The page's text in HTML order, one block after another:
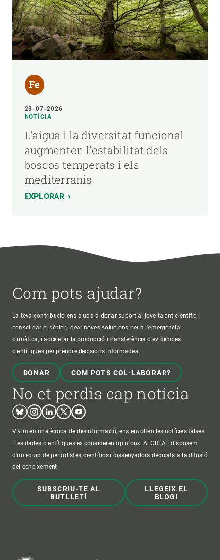
23-07-2026
NOTÍCIA
L'aigua i la diversitat funcional
augmenten l'estabilitat dels
boscos temperats i els
mediterranis
EXPLORAR
Com pots ajudar?
La teva contribució ens ajuda a donar suport al jove talent científic i
consolidar el sènior, idear noves solucions per a l'emergència
climàtica, i accelerar la producció i transferència d’evidències
científiques per prendre decisions informades.
DONAR COM POTS COL·LABORAR?
No et perdis cap notícia
BlueskyInstagram
LinkedinTwitterYoutube
Vivim en una època de desinformació, ens envolten les notícies falses
i les dades científiques es consideren opinions. Al CREAF disposem
d'un equip de periodistes, científics i dissenyadors dedicats a la difusió
del coneixement.
SUBSCRIU-TE AL
BUTLLETÍ
LLEGEIX EL
BLOG!